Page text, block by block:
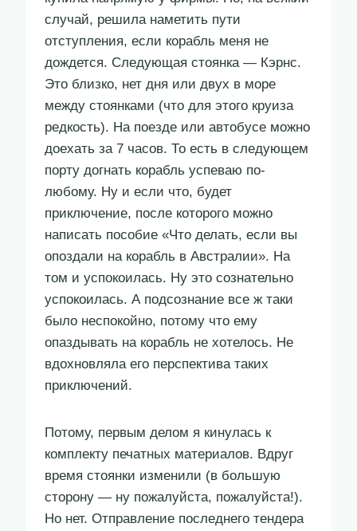
случай, решила наметить пути
отступления, если корабль меня не
дождется. Следующая стоянка — Кэрнс.
Это близко, нет дня или двух в море
между стоянками (что для этого круиза
редкость). На поезде или автобусе можно
доехать за 7 часов. То есть в следующем
порту догнать корабль успеваю по-
любому. Ну и если что, будет
приключение, после которого можно
написать пособие «Что делать, если вы
опоздали на корабль в Австралии». На
том и успокоилась. Ну это сознательно
успокоилась. А подсознание все ж таки
было неспокойно, потому что ему
опаздывать на корабль не хотелось. Не
вдохновляла его перспектива таких
приключений.
Потому, первым делом я кинулась к
комплекту печатных материалов. Вдруг
время стоянки изменили (в большую
сторону — ну пожалуйста, пожалуйста!).
Но нет. Отправление последнего тендера